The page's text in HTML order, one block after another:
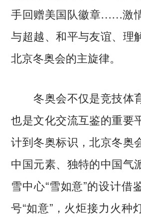
手回赠美国队徽章……激
与超越、和平与友谊、理
北京冬奥会的主旋律。
冬奥会不仅是竞技体
也是文化交流互鉴的重要
计到冬奥标识，北京冬奥
中国元素、独特的中国气
雪中心“雪如意”的设计借
号“如意”，火炬接力火种